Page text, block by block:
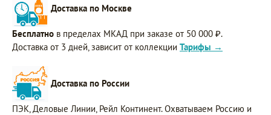
Доставка по Москве
Бесплатно в пределах МКАД при заказе от 50 000 ₽.
Доставка от 3 дней, зависит от коллекции Тарифы →
Доставка по России
ПЭК, Деловые Линии, Рейл Континент. Охватываем Россию и